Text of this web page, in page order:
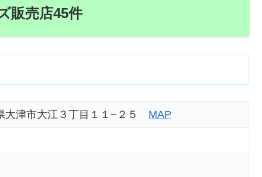
販売店45件
大津市大江３丁目１１−２５ MAP